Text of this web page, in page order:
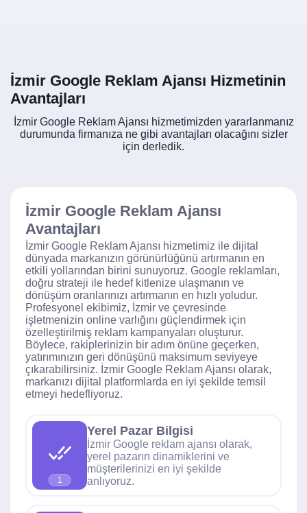
İzmir Google Reklam Ajansı Hizmetinin
Avantajları
İzmir Google Reklam Ajansı hizmetimizden yararlanmanız
durumunda firmanıza ne gibi avantajları olacağını sizler
için derledik.
İzmir Google Reklam Ajansı
Avantajları
İzmir Google Reklam Ajansı hizmetimiz ile dijital
dünyada markanızın görünürlüğünü artırmanın en
etkili yollarından birini sunuyoruz. Google reklamları,
doğru strateji ile hedef kitlenize ulaşmanın ve
dönüşüm oranlarınızı artırmanın en hızlı yoludur.
Profesyonel ekibimiz, İzmir ve çevresinde
işletmenizin online varlığını güçlendirmek için
özelleştirilmiş reklam kampanyaları oluşturur.
Böylece, rakiplerinizin bir adım önüne geçerken,
yatırımınızın geri dönüşünü maksimum seviyeye
çıkarabilirsiniz. İzmir Google Reklam Ajansı olarak,
markanızı dijital platformlarda en iyi şekilde temsil
etmeyi hedefliyoruz.
1
Yerel Pazar Bilgisi
İzmir Google reklam ajansı olarak,
yerel pazarın dinamiklerini ve
müşterilerinizi en iyi şekilde
anlıyoruz.